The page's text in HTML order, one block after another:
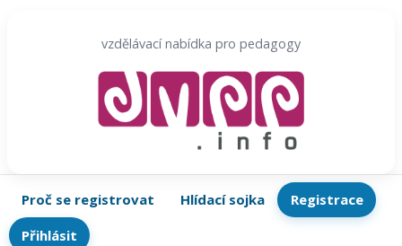
vzdělávací nabídka pro pedagogy
Proč se registrovat Hlídací sojka
Registrace
Přihlásit